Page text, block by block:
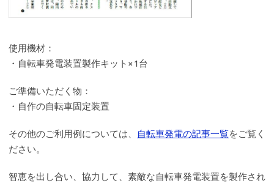
使用機材：
・自転車発電装置製作キット×1台
ご準備いただく物：
・自作の自転車固定装置
その他のご利用例については、 自転車発電の記事一覧をご覧く
ださい。
智恵を出し合い、協力して、素敵な自転車発電装置を製作され